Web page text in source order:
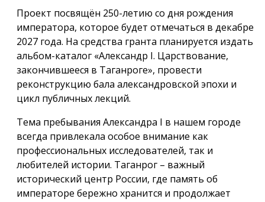
Проект посвящён 250-летию со дня рождения
императора, которое будет отмечаться в декабре
2027 года. На средства гранта планируется издать
альбом-каталог «Александр I. Царствование,
закончившееся в Таганроге», провести
реконструкцию бала александровской эпохи и
цикл публичных лекций.
Тема пребывания Александра I в нашем городе
всегда привлекала особое внимание как
профессиональных исследователей, так и
любителей истории. Таганрог – важный
исторический центр России, где память об
императоре бережно хранится и продолжает